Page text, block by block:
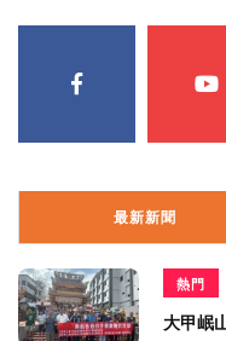
最新新聞
熱門
大甲岷